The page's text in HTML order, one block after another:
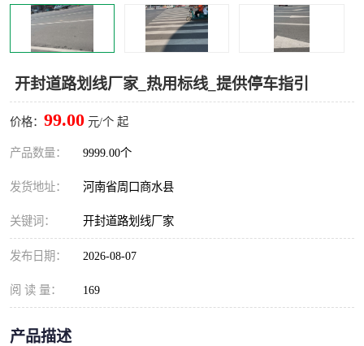
开封道路划线厂家_热用标线_提供停车指引
价格： 99.00 元/个 起
产品数量： 9999.00个
发货地址： 河南省周口商水县
关键词： 开封道路划线厂家
发布日期： 2026-08-07
阅 读 量： 169
产品描述